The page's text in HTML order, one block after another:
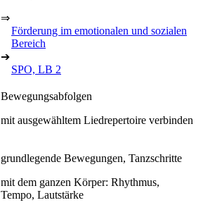
⇒
Förderung im emotionalen und sozialen
Bereich
➔
SPO, LB 2
Bewegungsabfolgen
mit ausgewähltem Liedrepertoire verbinden
grundlegende Bewegungen, Tanzschritte
mit dem ganzen Körper: Rhythmus,
Tempo, Lautstärke